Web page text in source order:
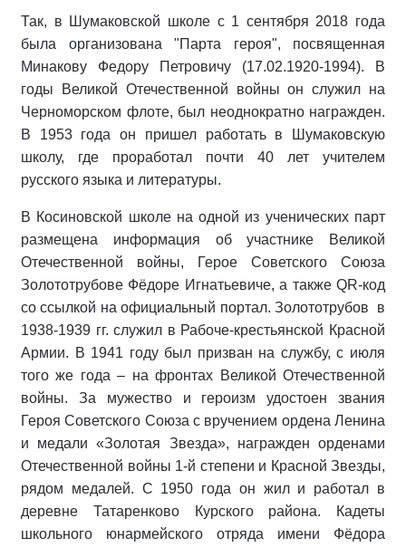
Так, в Шумаковской школе с 1 сентября 2018 года
была организована "Парта героя", посвященная
Минакову Федору Петровичу (17.02.1920-1994). В
годы Великой Отечественной войны он служил на
Черноморском флоте, был неоднократно награжден.
В 1953 года он пришел работать в Шумаковскую
школу, где проработал почти 40 лет учителем
русского языка и литературы.
В Косиновской школе на одной из ученических парт
размещена информация об участнике Великой
Отечественной войны, Герое Советского Союза
Золототрубове Фёдоре Игнатьевиче, а также QR-код
со ссылкой на официальный портал. Золототрубов в
1938-1939 гг. служил в Рабоче-крестьянской Красной
Армии. В 1941 году был призван на службу, с июля
того же года – на фронтах Великой Отечественной
войны. За мужество и героизм удостоен звания
Героя Советского Союза с вручением ордена Ленина
и медали «Золотая Звезда», награжден орденами
Отечественной войны 1-й степени и Красной Звезды,
рядом медалей. С 1950 года он жил и работал в
деревне Татаренково Курского района. Кадеты
школьного юнармейского отряда имени Фёдора